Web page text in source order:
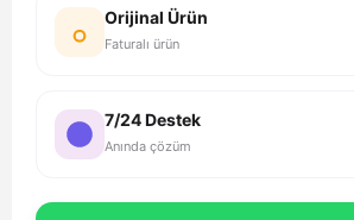
Orijinal Ürün
Faturalı ürün
7/24 Destek
Anında çözüm